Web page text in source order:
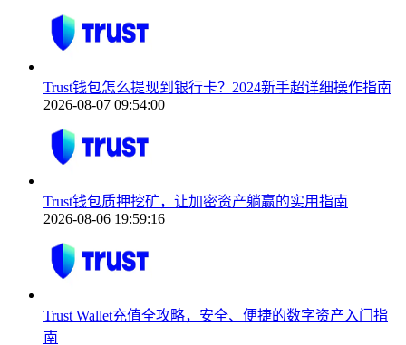
Trust钱包怎么提现到银行卡？2024新手超详细操作指南
2026-08-07 09:54:00
Trust钱包质押挖矿，让加密资产躺赢的实用指南
2026-08-06 19:59:16
Trust Wallet充值全攻略，安全、便捷的数字资产入门指
南